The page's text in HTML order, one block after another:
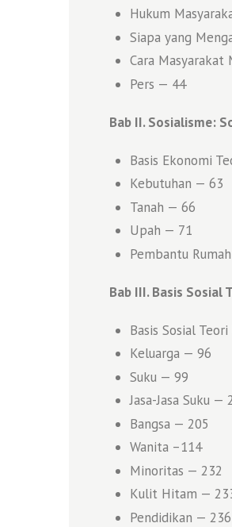
Hukum
Siapa yang
Cara Masyarakat
Pers — 44
Bab II. Sosialisme:
Basis Ekonomi
Kebutuhan — 63
Tanah — 66
Upah — 71
Pembantu
Bab III. Basis Sosial
Basis Sosial
Keluarga — 96
Suku — 99
Jasa-Jasa Suku —
Bangsa — 205
Wanita –114
Minoritas — 232
Kulit Hitam —
Pendidikan — 236